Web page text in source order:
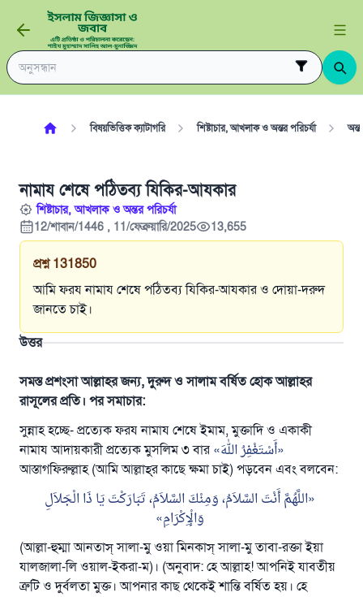
বিষয়ভিত্তিক ক্যাটাগরি শিষ্টাচার, আখলাক ও অন্তর পরিচর্যা
নামায শেষে পঠিতব্য যিকির-আযকার
শিষ্টাচার, আখলাক ও অন্তর পরিচর্যা
12/শাবান/1446 , 11/ফেব্রুয়ারি/2025
13,655
প্রশ্ন 131850
আমি ফরয নামায শেষে পঠিতব্য যিকির-আযকার ও দোয়া-দরুদ
জানতে চাই।
উত্তর
সমস্ত প্রশংসা আল্লাহর জন্য, দুরুদ ও সালাম বর্ষিত হোক আল্লাহর
রাসূলের প্রতি। পর সমাচার:
সুন্নাহ হচ্ছে- প্রত্যেক ফরয নামায শেষে ইমাম, মুক্তাদি ও একাকী
নামায আদায়কারী প্রত্যেক মুসলিম ৩ বার
أَسْتَغْفِرُ اللهَ
আস্তাগফিরুল্লাহ (আমি আল্লাহ্‌র কাছে ক্ষমা চাই) পড়বেন এবং বলবেন:
اللَّهُمَّ أَنْتَ السَّلاَمُ، وَمِنْكَ السَّلاَمُ، تَبَارَكْتَ يَا ذَا الْجَلاَلِ
وَالْإِكْرَامِ
(আল্লা-হুম্মা আনতাস্ সালা-মু ওয়া মিনকাস্ সালা-মু তাবা-রক্তা ইয়া
যালজালা-লি ওয়াল-ইকরা-ম)। (অনুবাদ: হে আল্লাহ! আপনিই যাবতীয়
ত্রুটি ও দুর্বলতা মুক্ত। আপনার কাছ থেকেই শান্তি বর্ষিত হয়। হে